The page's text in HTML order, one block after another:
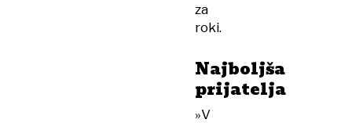
za
roki.
Najboljša
prijatelja
»V